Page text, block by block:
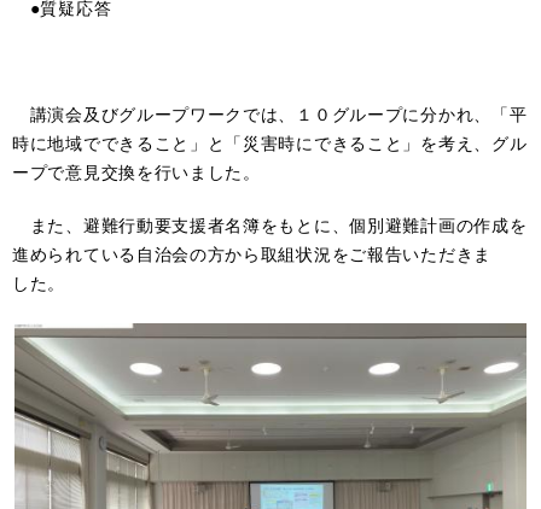
●質疑応答
講演会及びグループワークでは、１０グループに分かれ、「平
時に地域でできること」と「災害時にできること」を考え、グル
ープで意見交換を行いました。
また、避難行動要支援者名簿をもとに、個別避難計画の作成を
進められている自治会の方から取組状況をご報告いただきま
した。